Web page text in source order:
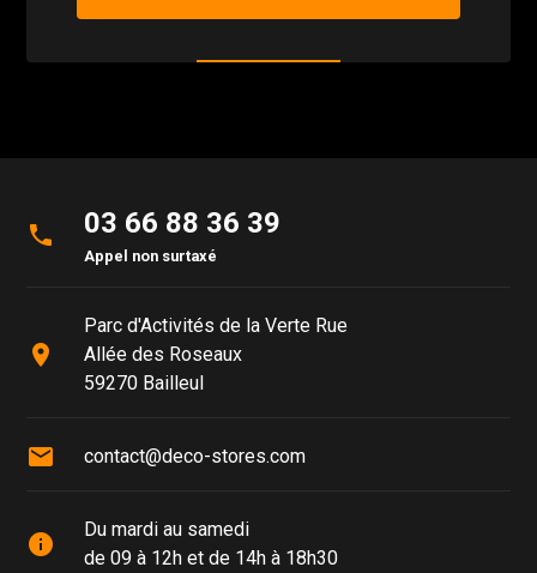
phone 03 66 88 36 39
Appel non surtaxé
place
Parc d'Activités de la Verte Rue
Allée des Roseaux
59270 Bailleul
mail contact@deco-stores.com
info
Du mardi au samedi
de 09 à 12h et de 14h à 18h30